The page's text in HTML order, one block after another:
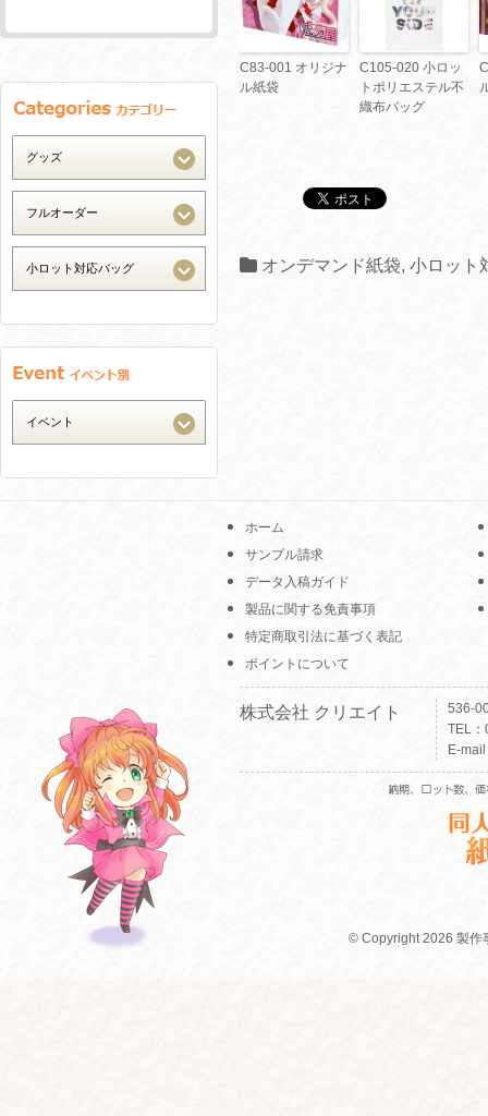
C83-001 オリジナ
ル紙袋
C105-020 小ロッ
トポリエステル不
織布バッグ
オンデマンド紙袋, 小ロット
ホーム
サンプル請求
データ入稿ガイド
製品に関する免責事項
特定商取引法に基づく表記
ポイントについて
株式会社 クリエイト
536-
TEL
E-
© Copyright 2026 製作